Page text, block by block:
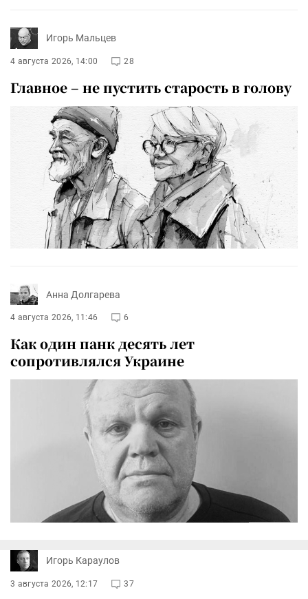
Игорь Мальцев
4 августа 2026, 14:00 28
Главное – не пустить старость в голову
Анна Долгарева
4 августа 2026, 11:46 6
Как один панк десять лет
сопротивлялся Украине
Игорь Караулов
3 августа 2026, 12:17 37